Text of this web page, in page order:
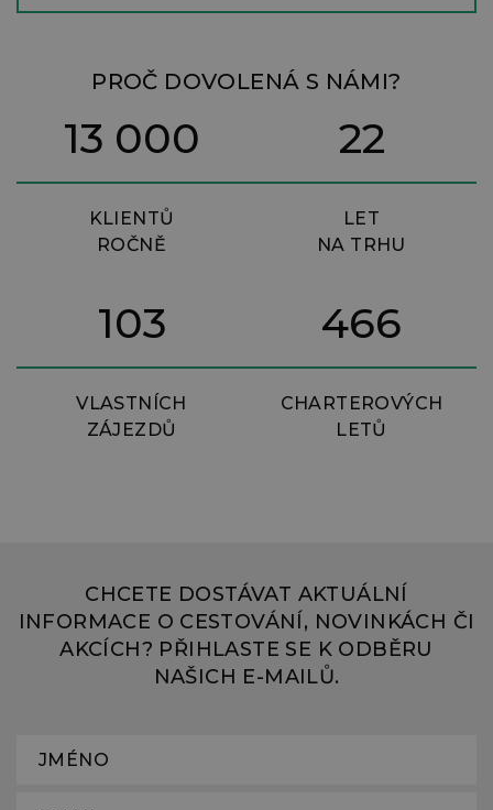
PROČ DOVOLENÁ S NÁMI?
KLIENTŮ
ROČNĚ
13 000
LET
NA TRHU
22
VLASTNÍCH
ZÁJEZDŮ
103
CHARTEROVÝCH
LETŮ
466
CHCETE DOSTÁVAT AKTUÁLNÍ
INFORMACE O CESTOVÁNÍ, NOVINKÁCH ČI
AKCÍCH? PŘIHLASTE SE K ODBĚRU
NAŠICH E-MAILŮ.